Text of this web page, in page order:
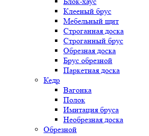
Клееный брус
Мебельный щит
Строганная доска
Строганный брус
Обрезная доска
Брус обрезной
Паркетная доска
Кедр
Вагонка
Полок
Имитация бруса
Необрезная доска
Обрезной